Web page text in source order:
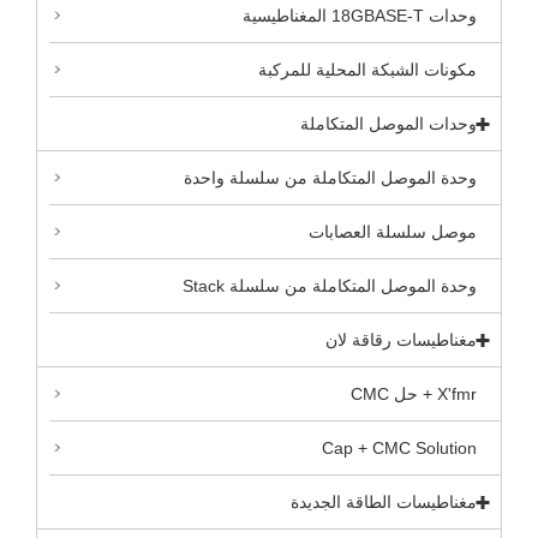
وحدات 18GBASE-T المغناطيسية
مكونات الشبكة المحلية للمركبة
وحدات الموصل المتكاملة
وحدة الموصل المتكاملة من سلسلة واحدة
موصل سلسلة العصابات
وحدة الموصل المتكاملة من سلسلة Stack
مغناطيسات رقاقة لان
X'fmr + حل CMC
Cap + CMC Solution
مغناطيسات الطاقة الجديدة